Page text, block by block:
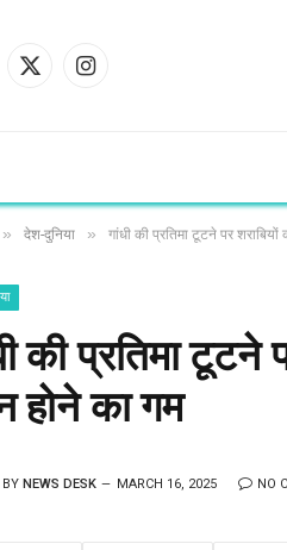
X
Instagram
» देश-दुनिया » गांधी की प्रतिमा टूटने पर
की प्रतिमा टूटने
होने का गम
BY NEWS DESK MARCH 16, 2025 NO